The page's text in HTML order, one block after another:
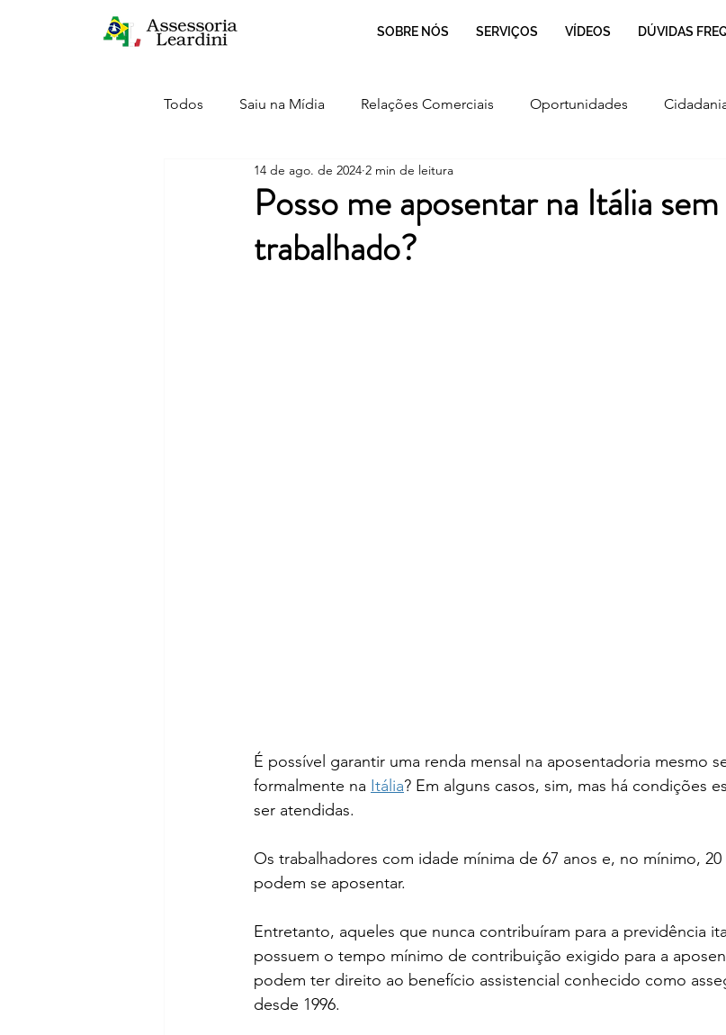
SOBRE NÓS SERVIÇOS VÍDEOS DÚVIDAS
Todos Saiu na Mídia Relações Comerciais Oportunidades
Crescimento Curiosidades Cultura
Inovação
Posso me aposentar na Itália
trabalhado?
14 de ago. de 2024 2 min de leitura
É possível garantir uma renda mensal na aposentadoria mesmo
formalmente na Itália? Em alguns casos, sim, mas há condições
ser atendidas.
Os trabalhadores com idade mínima de 67 anos e, no mínimo,
podem se aposentar.
Entretanto, aqueles que nunca contribuíram para a previdência
possuem o tempo mínimo de contribuição exigido para a
podem ter direito ao benefício assistencial conhecido como
desde 1996.